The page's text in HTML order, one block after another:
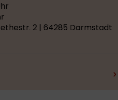
2 | 64285 Darmstadt